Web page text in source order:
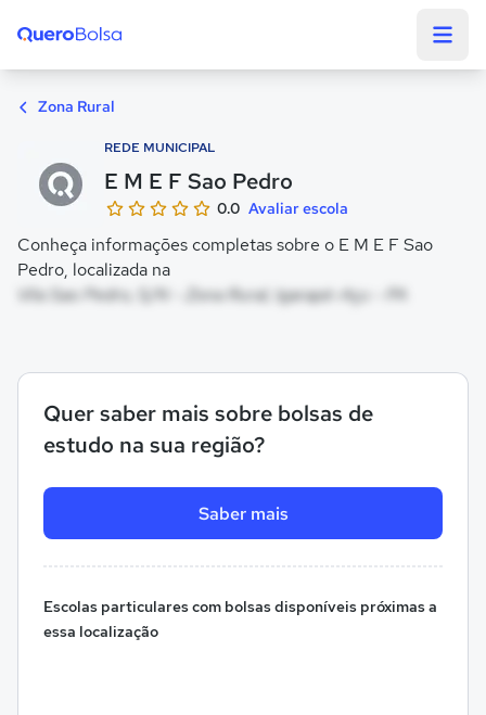
Zona Rural
REDE MUNICIPAL
E M E F Sao Pedro
0.0 Avaliar escola
Conheça informações completas sobre o E M E F Sao
Pedro, localizada na
Vila Sao Pedro, S/N - Zona Rural, Igarapé-Açu - PA
Quer saber mais sobre bolsas de
estudo na sua região?
Saber mais
Escolas particulares com bolsas disponíveis próximas a
essa localização